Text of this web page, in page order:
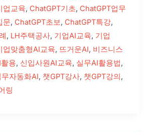
업교육, ChatGPT기초, ChatGPT업무
문, ChatGPT초보, ChatGPT특강,
, LH주택공사, 기업AI교육, 기업
업맞춤형AI교육, 뜨거운AI, 비즈니스
용, 신입사원AI교육, 실무AI활용법,
무자동화AI, 챗GPT강사, 챗GPT강의,
링